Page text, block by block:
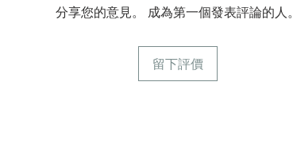
分享您的意見。 成為第一個發表評論的人。
留下評價